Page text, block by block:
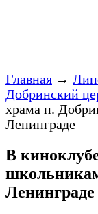
Главная →
Добринский
храма п.
Ленинграде
В
Ленинграде